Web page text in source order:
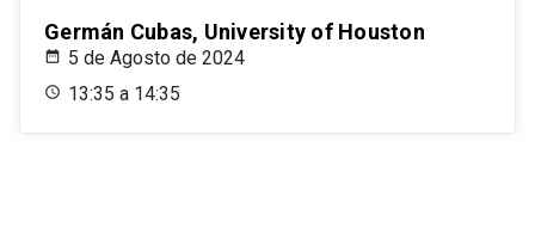
Germán Cubas, University of Houston
5 de Agosto de 2024
13:35 a 14:35